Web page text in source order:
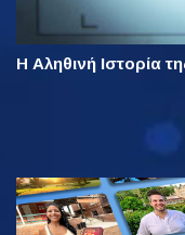
Η Αληθινή Ιστορία